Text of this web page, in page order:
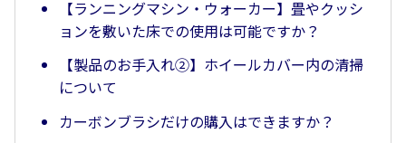
【ランニングマシン・ウォーカー】畳やクッシ
ョンを敷いた床での使用は可能ですか？
【製品のお手入れ②】ホイールカバー内の清掃
について
カーボンブラシだけの購入はできますか？